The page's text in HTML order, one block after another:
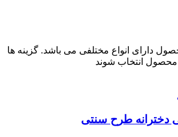
دارای انواع مختلفی می باشد. گزینه ها
انتخاب شوند